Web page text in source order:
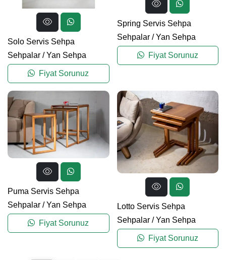
Solo Servis Sehpa
Sehpalar /Yan Sehpa
Fiyat Sorunuz
Spring Servis Sehpa
Sehpalar/Yan Sehpa
Fiyat Sorunuz
Puma Servis Sehpa
Sehpalar /Yan Sehpa
Fiyat Sorunuz
Lotto Servis Sehpa
Sehpalar/Yan Sehpa
Fiyat Sorunuz